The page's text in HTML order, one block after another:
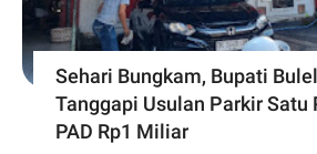
Sehari Bungkam, Bupati
Tanggapi Usulan Parkir Satu
PAD Rp1 Miliar